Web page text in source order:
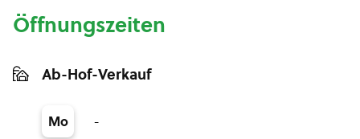
Öffnungszeiten
Ab-Hof-Verkauf
Mo -